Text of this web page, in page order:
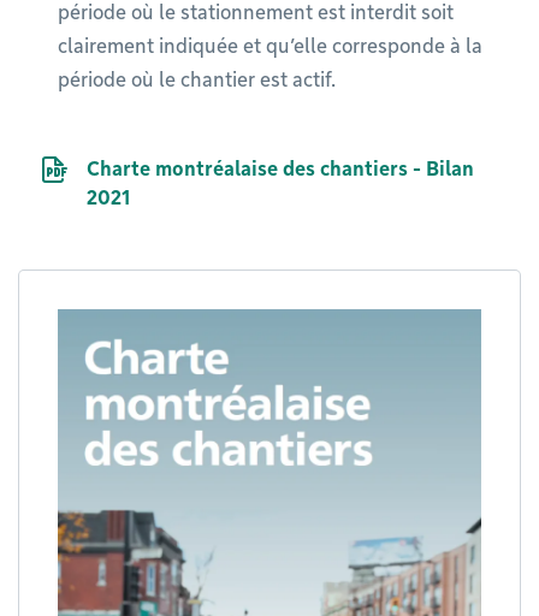
période où le stationnement est interdit soit
clairement indiquée et qu’elle corresponde à la
période où le chantier est actif.
Document PDF
Charte montréalaise des chantiers - Bilan
2021